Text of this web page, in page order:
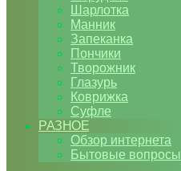
Шарлотка
Манник
Запеканка
Пончики
Творожник
Глазурь
Коврижка
Суфле
РАЗНОЕ
Обзор интернета
Бытовые вопросы